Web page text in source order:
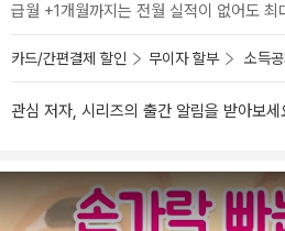
급월 +1개월까지는 전월 실적이 없어도 최
카드/간편결제 할인 무이자 할부 소득
관심 저자, 시리즈의 출간 알림을 받아보세